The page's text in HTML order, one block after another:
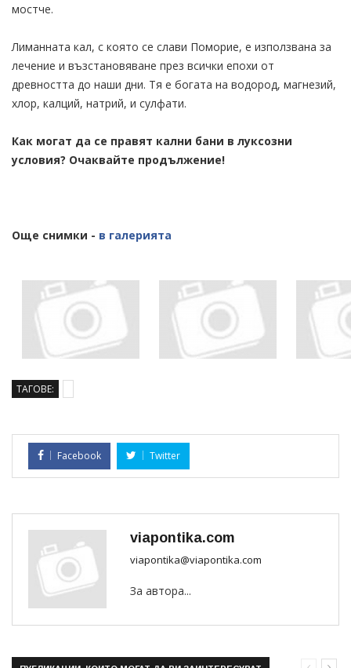
мостче.
Лиманната кал, с която се слави Поморие, е използвана за
лечение и възстановяване през всички епохи от
древността до наши дни. Тя е богата на водород, магнезий,
хлор, калций, натрий, и сулфати.
Как могат да се правят кални бани в луксозни
условия? Очаквайте продължение!
Още снимки - в галерията
ТАГОВЕ:
Facebook Twitter
viapontika.com
viapontika@viapontika.com
За автора...